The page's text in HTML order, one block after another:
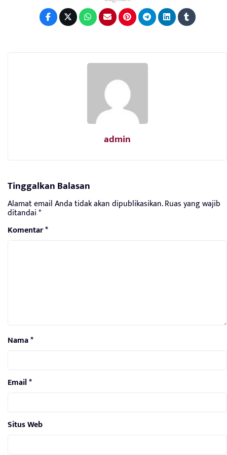
admin
Tinggalkan Balasan
Alamat email Anda tidak akan dipublikasikan.Ruas yang wajib
ditandai*
Komentar*
Nama*
Email*
Situs Web